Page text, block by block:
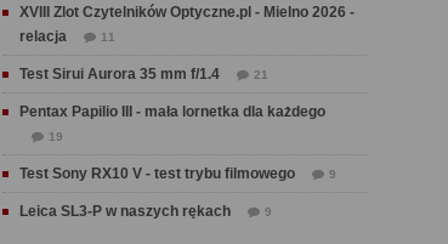
XVIII Zlot Czytelników Optyczne.pl - Mielno 2026 -
relacja
11
Test Sirui Aurora 35 mm f/1.4 21
Pentax Papilio III - mała lornetka dla każdego
19
Test Sony RX10 V - test trybu filmowego 9
Leica SL3-P w naszych rękach 9